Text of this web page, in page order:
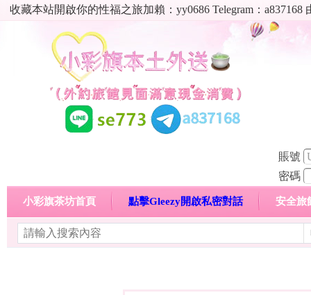
收藏本站開啟你的性福之旅加賴：yy0686 Telegram：
賬號
密碼
小彩旗茶坊首頁 點擊Gleezy開啟私密對話 安全旅